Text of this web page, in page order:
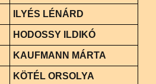
ILYÉS LÉNÁRD
HODOSSY ILDIKÓ
KAUFMANN MÁRTA
KÖTÉL ORSOLYA